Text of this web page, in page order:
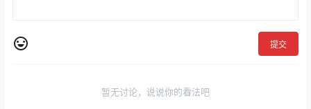
提交
暂无讨论，说说你的看法吧